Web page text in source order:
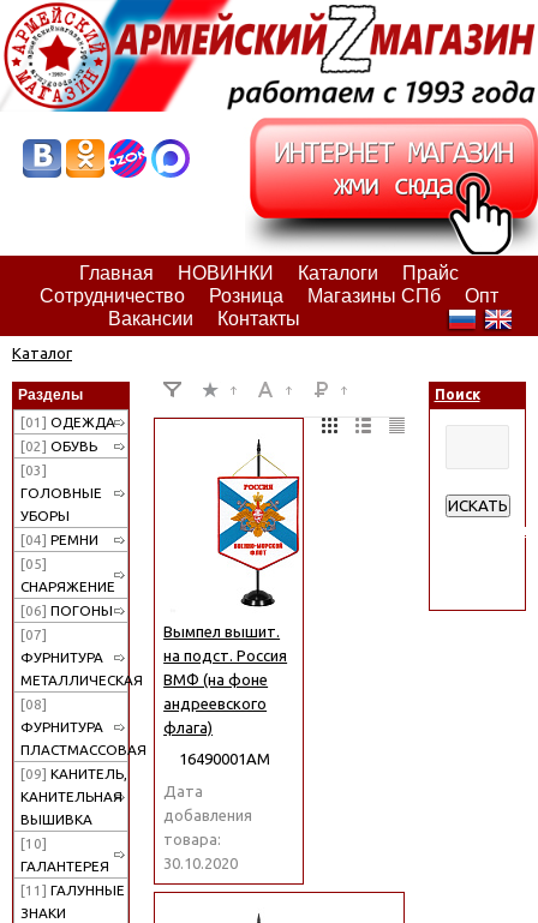
Главная НОВИНКИ Каталоги
Прайс
Сотрудничество
Розница Магазины СПб
Опт
Вакансии
Контакты
Каталог
Разделы
[01] ОДЕЖДА
[02] ОБУВЬ
[03]
ГОЛОВНЫЕ
УБОРЫ
[04] РЕМНИ
[05]
СНАРЯЖЕНИЕ
[06] ПОГОНЫ
[07]
ФУРНИТУРА
МЕТАЛЛИЧЕСКАЯ
[08]
ФУРНИТУРА
ПЛАСТМАССОВАЯ
[09] КАНИТЕЛЬ,
КАНИТЕЛЬНАЯ
ВЫШИВКА
[10]
ГАЛАНТЕРЕЯ
[11] ГАЛУННЫЕ
ЗНАКИ
Вымпел вышит.
на подст. Россия
ВМФ (на фоне
андреевского
флага)
16490001АМ
Дата
добавления
товара:
30.10.2020
Поиск
ИСКАТЬ